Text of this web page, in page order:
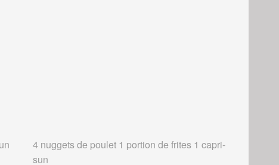
4 nuggets de poulet 1 portion de frites 1 capri-
sun